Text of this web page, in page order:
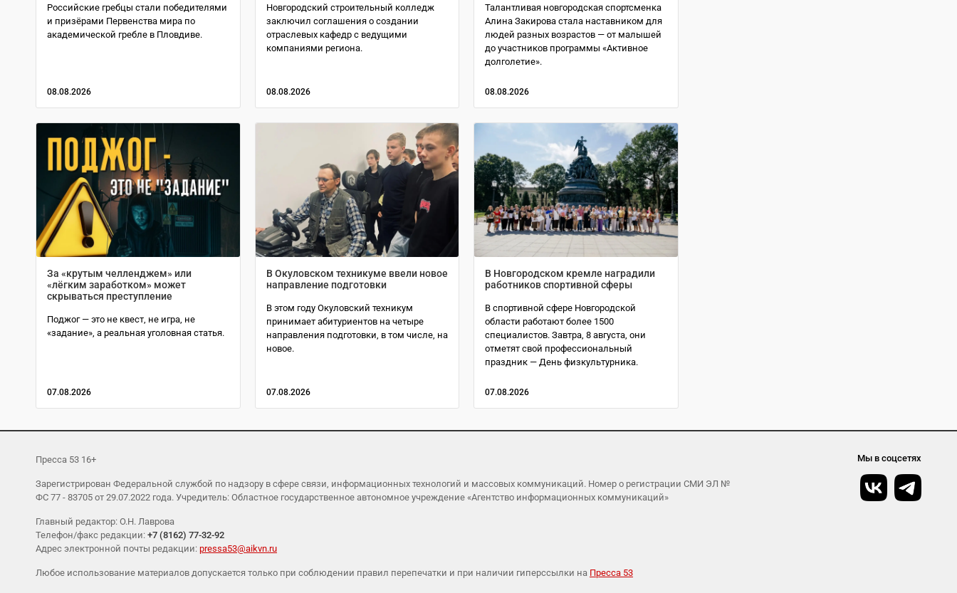
Российские гребцы стали победителями
и призёрами Первенства мира по
академической гребле в Пловдиве.
08.08.2026
Новгородский строительный колледж
заключил соглашения о создании
отраслевых кафедр с ведущими
компаниями региона.
08.08.2026
Талантливая новгородская спортсменка
Алина Закирова стала наставником для
людей разных возрастов — от малышей
до участников программы «Активное
долголетие».
08.08.2026
За «крутым челленджем» или
«лёгким заработком» может
скрываться преступление
Поджог — это не квест, не игра, не
«задание», а реальная уголовная статья.
07.08.2026
В Окуловском техникуме ввели новое
направление подготовки
В этом году Окуловский техникум
принимает абитуриентов на четыре
направления подготовки, в том числе, на
новое.
07.08.2026
В Новгородском кремле наградили
работников спортивной сферы
В спортивной сфере Новгородской
области работают более 1500
специалистов. Завтра, 8 августа, они
отметят свой профессиональный
праздник — День физкультурника.
07.08.2026
Пресса 53 16+
Зарегистрирован Федеральной службой по надзору в сфере связи, информационных технологий и массовых коммуникаций. Номер о регистрации СМИ ЭЛ №
ФС 77 - 83705 от 29.07.2022 года. Учредитель: Областное государственное автономное учреждение «Агентство информационных коммуникаций»
Главный редактор: О.Н. Лаврова
Телефон/факс редакции: +7 (8162) 77-32-92
Адрес электронной почты редакции: pressa53@aikvn.ru
Любое использование материалов допускается только при соблюдении правил перепечатки и при наличии гиперссылки на Пресса 53
Мы в соцсетях